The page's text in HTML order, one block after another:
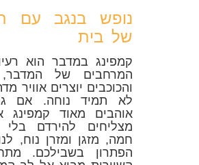
נופש בנגב עם
של בית
קמפינג במדבר הוא
המרחבים של
והכוכבים יוצרים אוויר
לא תמיד נוחה. אם
אוהבים מאוד קמפינג
מצליחים להירדם
חמה, מזגן ומזרן נוח,
הפתרון בשבילכם.